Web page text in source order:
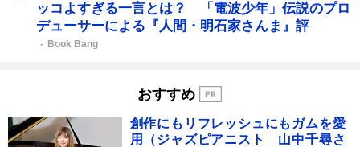
ッコよすぎる一言とは？ 「電波少年」伝説のプロ
デューサーによる『人間・明石家さんま』評
Book Bang
おすすめ
創作にもリフレッシュにもガムを愛
用（ジャズピアニスト 山中千尋さ